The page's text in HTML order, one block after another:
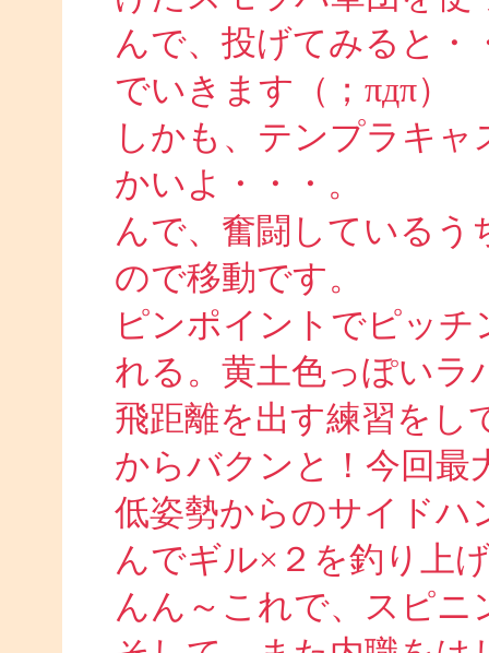
んで、投げてみると・
でいきます（；πдπ）
しかも、テンプラキ
かいよ・・・。
んで、奮闘しているう
ので移動です。
ピンポイントでピッ
れる。黄土色っぽいラ
飛距離を出す練習をし
からバクンと！今回最
低姿勢からのサイドハ
んでギル×２を釣り上
んん～これで、スピ